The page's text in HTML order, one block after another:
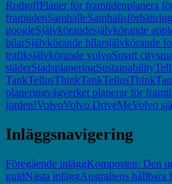
RothoffPlaner för framtidenplanera
framtidenSamhälle
googleSjälvkörandesjälvkörande
bilarSjälvkörande bilarsjälvkörande
trafiksjälvkörande volvoSmart city
städerStadsplaneringSustainability
TankTellusThinkTank
planeringvägverket planerar för
jorden!VolvoVolvo DriveMeVolvo
Inläggsnavigering
Föregående inläggKomposten: Den
guldNästa inläggAustraliens hållbara